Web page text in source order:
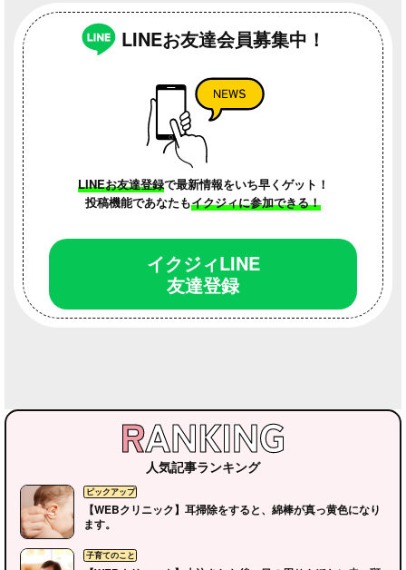
LINEお友達会員募集中！
LINEお友達登録で最新情報をいち早くゲット！
投稿機能であなたもイクジィに参加できる！
イクジィLINE
友達登録
人気記事ランキング
【WEBクリニック】耳掃除をすると、綿棒が真っ黄色になり
ます。